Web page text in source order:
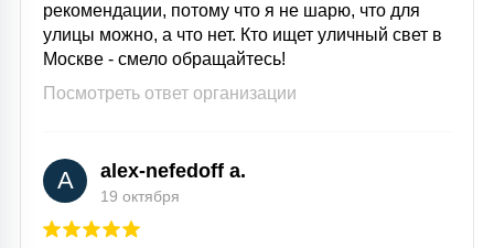
рекомендации, потому что я не шарю, что для
улицы можно, а что нет. Кто ищет уличный свет в
Москве - смело обращайтесь!
Посмотреть ответ организации
A alex-nefedoff a.
19 октября